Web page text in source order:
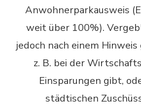
Anwohnerparkausweis
weit über 100%).
jedoch nach einem
z. B. bei der
Einsparungen gibt,
städtischen